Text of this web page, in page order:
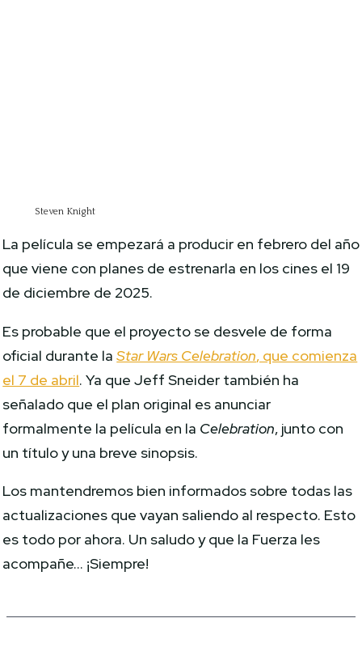
Steven Knight
La película se empezará a producir en febrero del año
que viene con planes de estrenarla en los cines el 19
de diciembre de 2025.
Es probable que el proyecto se desvele de forma
oficial durante laStar Wars Celebration, que comienza
el 7 de abril. Ya que Jeff Sneider también ha
señalado que el plan original es anunciar
formalmente la película en la Celebration, junto con
un título y una breve sinopsis.
Los mantendremos bien informados sobre todas las
actualizaciones que vayan saliendo al respecto. Esto
es todo por ahora. Un saludo y que la Fuerza les
acompañe… ¡Siempre!